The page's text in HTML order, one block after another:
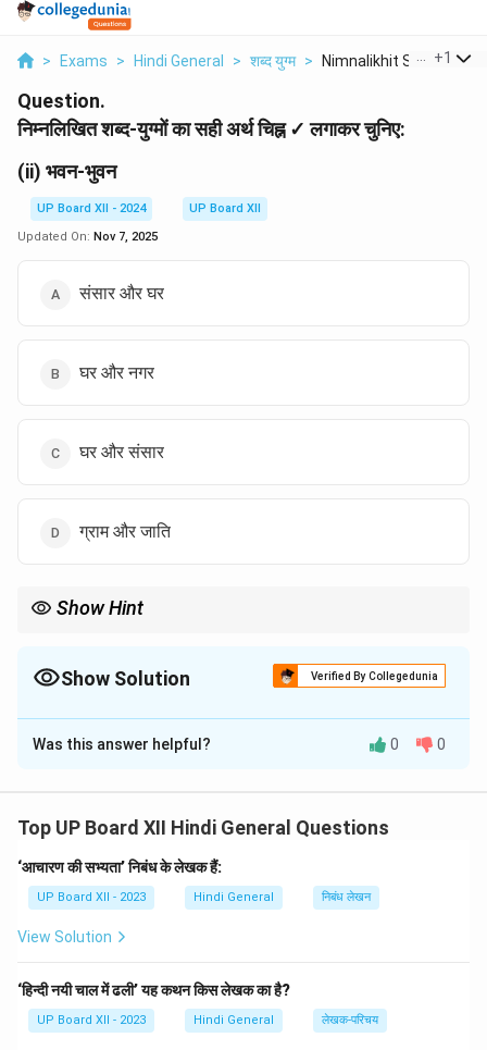
> Exams > Hindi General > शब्द युग्म > Nimnalikhit Shabd Yu...
+1
Question.
निम्नलिखित शब्द-युग्मों का सही अर्थ चिह्न ✓ लगाकर चुनिए:
(ii) भवन-भुवन
UP Board XII - 2024
UP Board XII
Updated On: Nov 7, 2025
संसार और घर
घर और नगर
घर और संसार
ग्राम और जाति
Show Hint
Show Solution Verified By Collegedunia
The Correct Option isC
Solution and Explanation
Download Solution in PDF
Was this answer helpful? 0 0
Top UP Board XII Hindi General Questions
‘आचारण की सभ्यता’ निबंध के लेखक हैं:
UP Board XII - 2023 Hindi General निबंध लेखन
View Solution
‘हिन्दी नयी चाल में ढली’ यह कथन किस लेखक का है?
UP Board XII - 2023 Hindi General लेखक-परिचय